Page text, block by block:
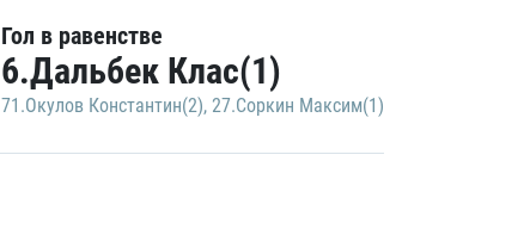
Гол в равенстве
6.Дальбек Клас(1)
71.Окулов Константин(2), 27.Соркин Максим(1)